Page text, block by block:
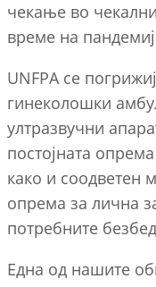
чекање во
време на
UNFPA се
гинеколошки
ултразвучни
постојната
како и соодветен
опрема за лична
потребните
Една од нашите